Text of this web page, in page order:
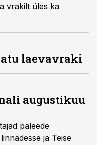
vrakilt üles ka
laevavraki
augustikuu
paleede
ja Teise